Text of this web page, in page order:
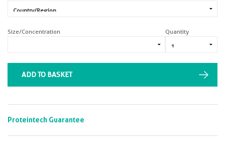
Size/Concentration Quantity
ADD TO BASKET
Proteintech Guarantee